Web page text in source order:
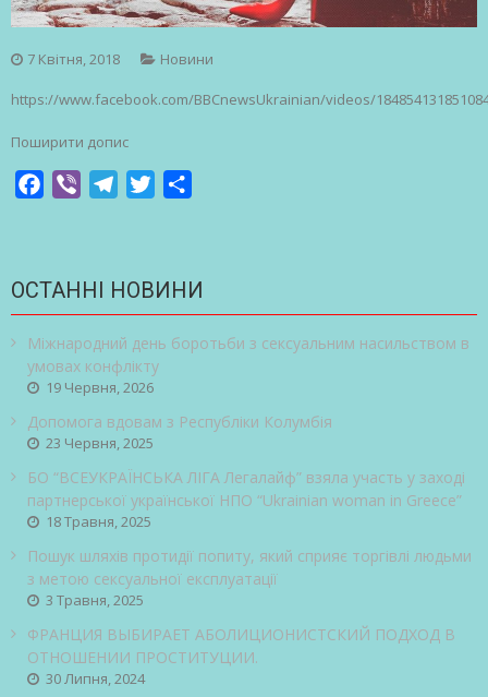
7 Квітня, 2018 Новини
https://www.facebook.com/BBCnewsUkrainian/videos/
Поширити допис
Facebook
Viber TelegramTwitter
ОСТАННІ НОВИНИ
Міжнародний день боротьби з сексуальним насильством в
умовах конфлікту
19 Червня, 2026
Допомога вдовам з Республіки Колумбія
23 Червня, 2025
БО “ВСЕУКРАЇНСЬКА ЛІГА Легалайф” взяла участь у заході
партнерської української НПО “Ukrainian woman in Greece”
18 Травня, 2025
Пошук шляхів протидії попиту, який сприяє торгівлі людьми
з метою сексуальної експлуатації
3 Травня, 2025
ФРАНЦИЯ ВЫБИРАЕТ АБОЛИЦИОНИСТСКИЙ ПОДХОД В
ОТНОШЕНИИ ПРОСТИТУЦИИ.
30 Липня, 2024